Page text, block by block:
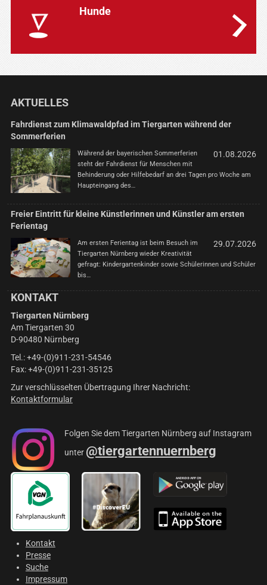
Hunde
AKTUELLES
Fahrdienst zum Klimawaldpfad im Tiergarten während der
Sommerferien
01.08.2026
Während der bayerischen Sommerferien
steht der Fahrdienst für Menschen mit
Behinderung oder Hilfebedarf an drei Tagen pro Woche am
Haupteingang des…
Freier Eintritt für kleine Künstlerinnen und Künstler am ersten
Ferientag
29.07.2026
Am ersten Ferientag ist beim Besuch im
Tiergarten Nürnberg wieder Kreativität
gefragt: Kindergartenkinder sowie Schülerinnen und Schüler
bis…
KONTAKT
Tiergarten Nürnberg
Am Tiergarten 30
D-90480 Nürnberg
Tel.: +49-(0)911-231-54546
Fax: +49-(0)911-231-35125
Zur verschlüsselten Übertragung Ihrer Nachricht:
Kontaktformular
Folgen Sie dem Tiergarten Nürnberg auf Instagram
unter @tiergartennuernberg
Kontakt
Presse
Suche
Impressum